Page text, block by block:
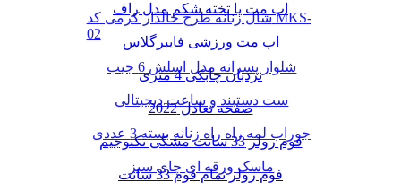
شال زنانه طرح خالدار کرمی کد MKS-
02
شلوار پسرانه مدل اسلش 6 جیب
ست دستبند و ساعت دیجیتالی
جوراب لمه راه راه زنانه بسته 3 عددی
ماسک ورقه ای چای سبز
اب مت یا تخته شکم مدل راف
اب مت ورزشی فایبرگلاس
نردبان چابکی 4 متری
صفحه تعادل 2022
فوم رولر 33 سانت مشکی تکنوجیم
فوم رولر تمام فوم 33 سانت